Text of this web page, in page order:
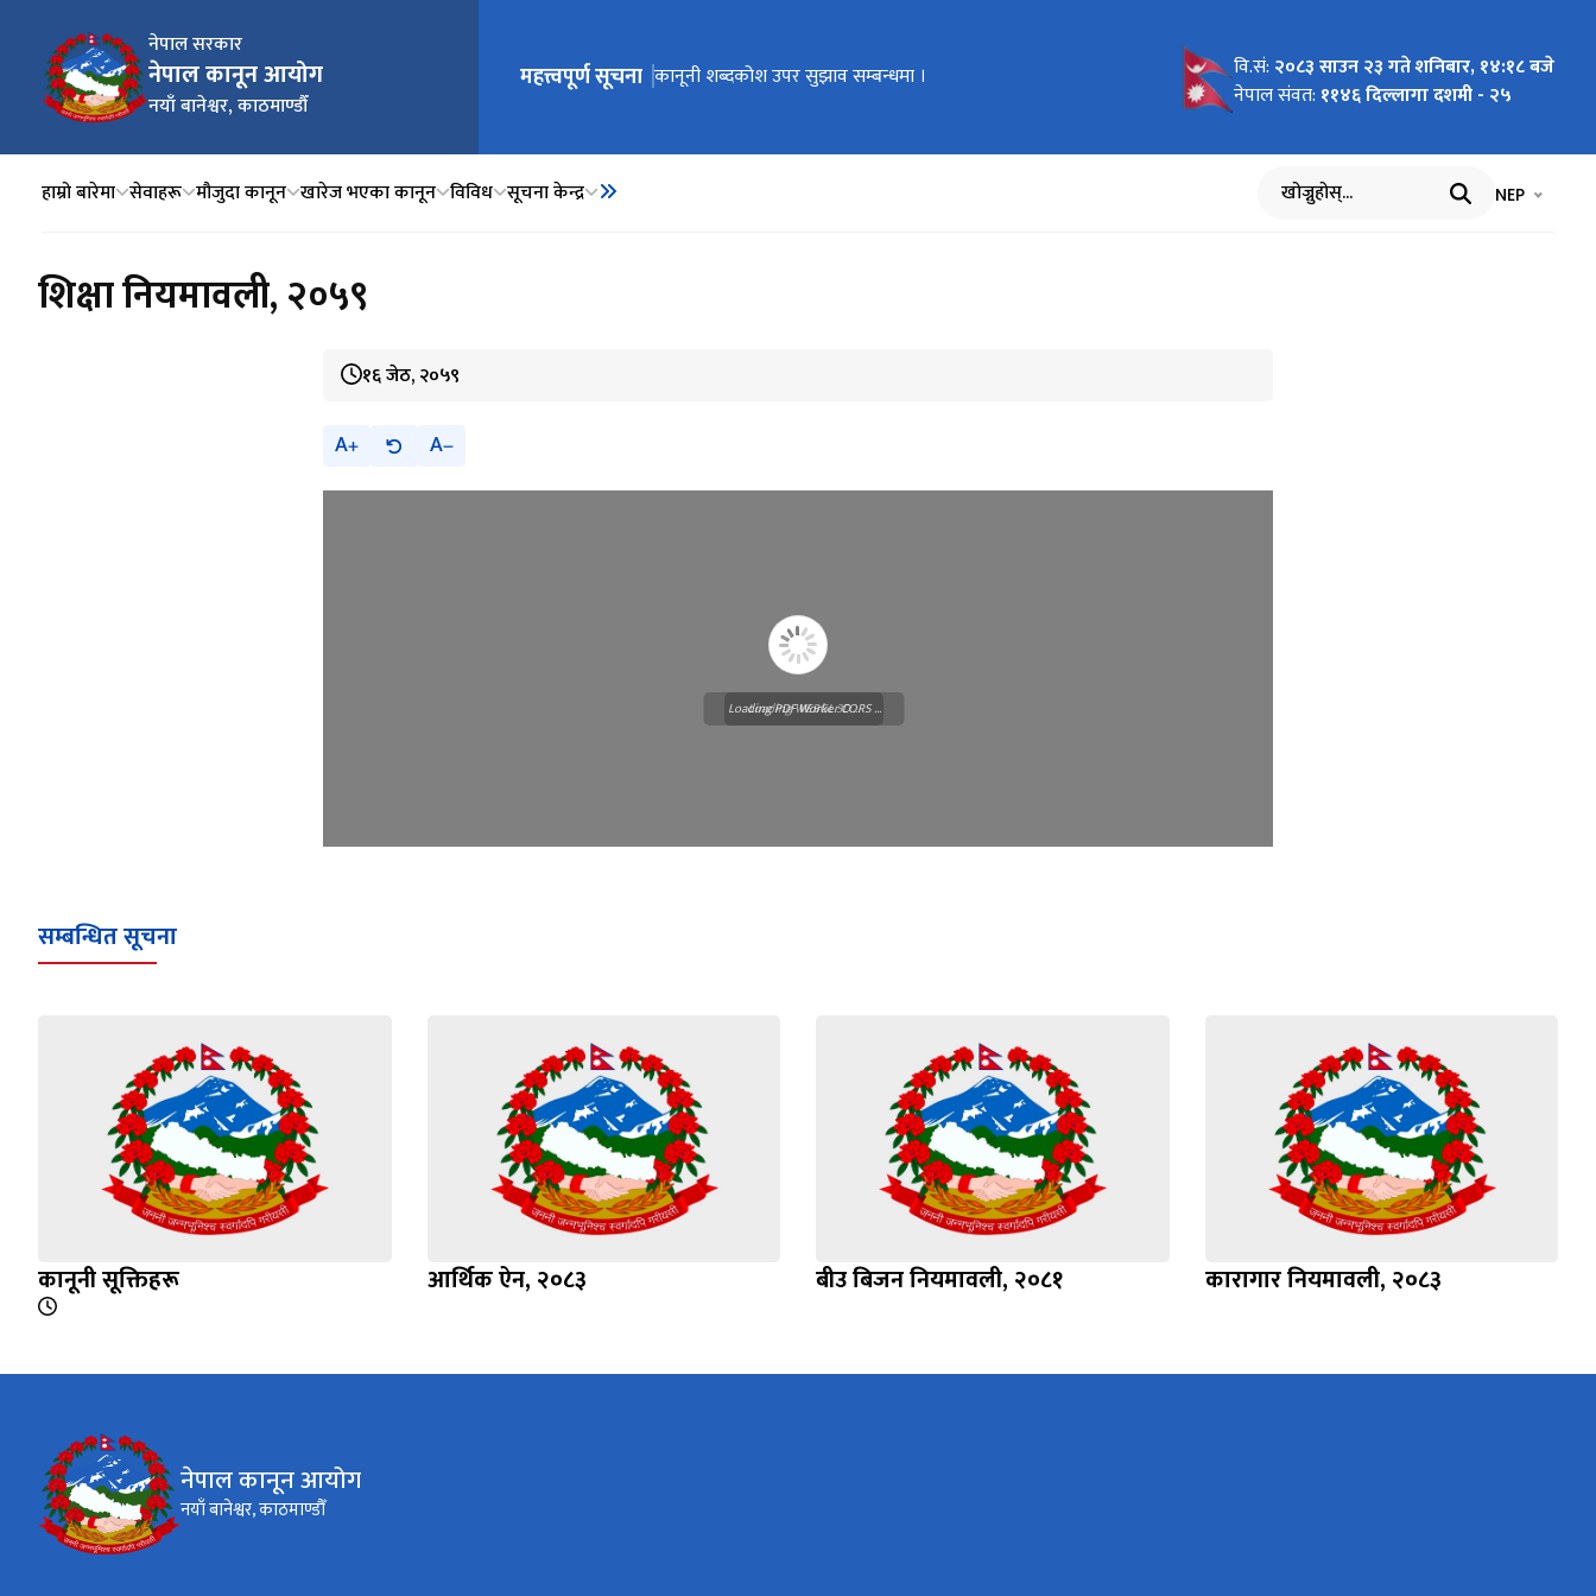
नेपाल सरकार
नेपाल कानून आयोग
नयाँ बानेश्वर, काठमाण्डौँ
मुख्य नेभिगेसनमा जानुहोस्
महत्त्वपूर्ण सूचना कार्यालय स्थानान्तरण भएको सूचना ।
कानूनी शब्दकोश उपर सुझाव सम्बन्धमा ।
कानूनी शब्दकोश वि.सं: २०८३ साउन २३ गते शनिबार, १४:१८ बजे
नेपाल संवत: ११४६ दिल्लागा दशमी - २५
हाम्रो बारेमा सेवाहरू मौजुदा कानून खारेज भएका कानून विविध सूचना केन्द्र खोज्नुहोस् भाषा चयन
NEP
शिक्षा नियमावली, २०५९
१६ जेठ, २०५९
A A
Loading WEBGL 3D ...
Loading PDF Worker CORS ...
सम्बन्धित सूचना
कानूनी सूक्तिहरू आर्थिक ऐन, २०८३ बीउ बिजन नियमावली, २०८१ कारागार नियमावली, २०८३
नेपाल कानून आयोग
नयाँ बानेश्वर, काठमाण्डौँ